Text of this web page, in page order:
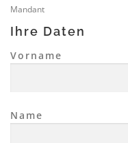
Mandant
Ihre Daten
Vorname
Name